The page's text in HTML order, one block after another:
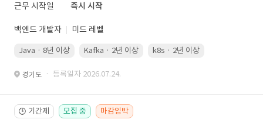
근무 시작일
즉시 시작
백엔드 개발자 미드 레벨
Java · 8년 이상 Kafka · 2년 이상 k8s · 2년 이상
경기도 · 등록일자 2026.07.24.
🕒 기간제 모집 중 마감임박